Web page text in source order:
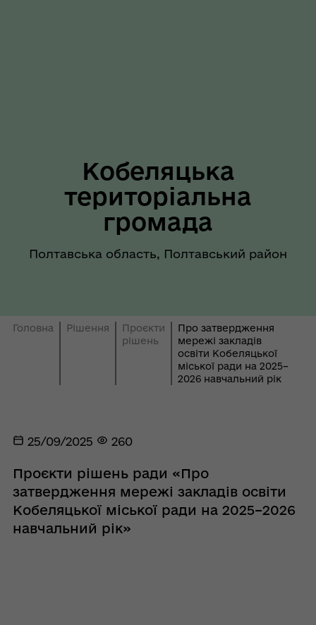
Кобеляцька
територіальна
громада
Полтавська область, Полтавський район
Головна Рішення
Проєкти
рішень
Про затвердження
мережі закладів
освіти Кобеляцької
міської ради на 2025–
2026 навчальний рік
25/09/2025 260
Проєкти рішень ради «Про
затвердження мережі закладів освіти
Кобеляцької міської ради на 2025–2026
навчальний рік»